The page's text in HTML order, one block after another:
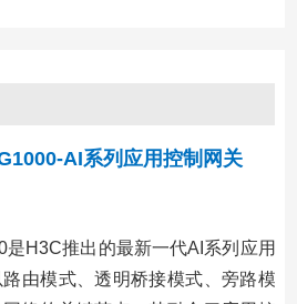
AI系列应用控制网关
是H3C推出的最新一代AI系列应用
由模式、透明桥接模式、旁路模